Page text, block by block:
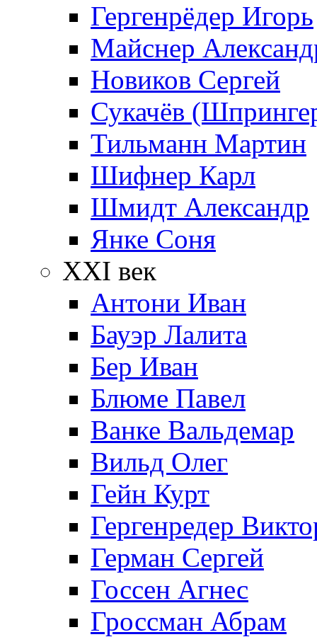
Гергенрёдер Игорь
Майснер
Новиков Сергей
Сукачёв
Тильманн Мартин
Шифнер Карл
Шмидт Александр
Янке Соня
XXI век
Антони Иван
Бауэр Лалита
Бер Иван
Блюме Павел
Ванке Вальдемар
Вильд Олег
Гейн Курт
Гергенредер
Герман Сергей
Госсен Агнес
Гроссман Абрам